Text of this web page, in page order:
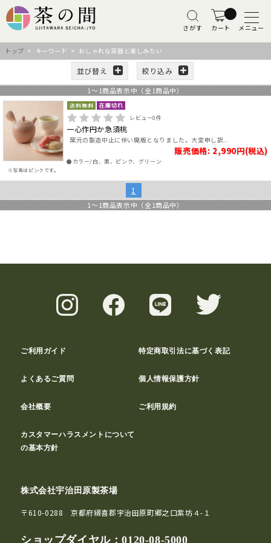
さがす カート メニュー
トップ > キーワード > おしゃれな茶器と楽しみたい
並び替え 絞り込み
1 ～ 1商品表示中（全 1商品中）
※写真はピンクです。
レビュー0件
一心作円か急須桃
窯元の製造中止に伴い廃版となりました。大変申し訳..
販売価格: 2,990円(税込)
●カラー/白、黒、ピンク、グリーン
1
1 ～ 1商品表示中（全 1商品中）
ご利用ガイド 特定商取引法に基づく表記
よくあるご質問 個人情報保護方針
会社概要 ご利用規約
カスタマーハラスメントについて
の基本方針
株式会社宇治田原製茶場
〒610-0288 京都府綴喜郡宇治田原町郷之口紫坊４-１
ショップダイヤル：0120-08-5000